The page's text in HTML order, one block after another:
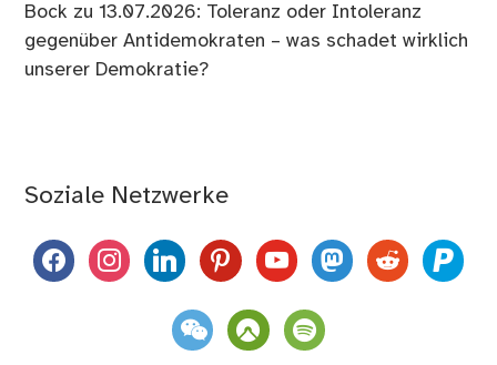
Bock zu13.07.2026: Toleranz oder Intoleranz
gegenüber Antidemokraten – was schadet wirklich
unserer Demokratie?
Soziale Netzwerke
facebookinstagramlinkedinpinterestyoutubemastodon
reddit paypal
weixin komootspotify